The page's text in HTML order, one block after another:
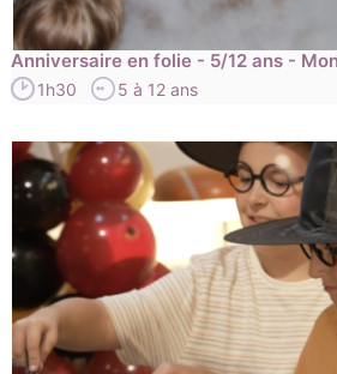
Anniversaire en folie - 5/12 ans -
1h30 5 à 12 ans